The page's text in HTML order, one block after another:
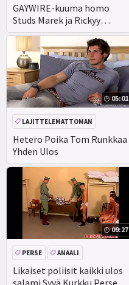
GAYWIRE-kuuma homo
Studs Marek ja Rickyy
Bareback vittu ulos
julkisesti!
05:01
Hetero Poika Tom Runkkaa
Yhden Ulos
LAJITTELEMATTOMAN
09:27
Likaiset poliisit kaikki ulos
PERSE
ANAALI
SUIHINOTTO
YHTENÄINEN